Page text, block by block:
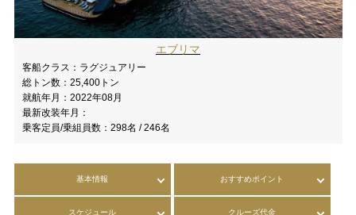
エブリマ
客船クラス： ラグジュアリー
総トン数： 25,400トン
就航年月： 2022年08月
最新改装年月：
乗客定員/乗組員数： 298名 / 246名
基本情報 おすすめポイント
スケジュール クルーズ代金